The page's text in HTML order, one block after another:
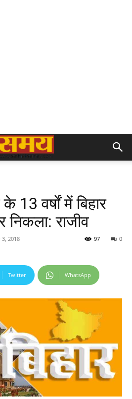
13 वर्षों में बिहार
निकला: राजीव
2018 0
97
Twitter WhatsApp